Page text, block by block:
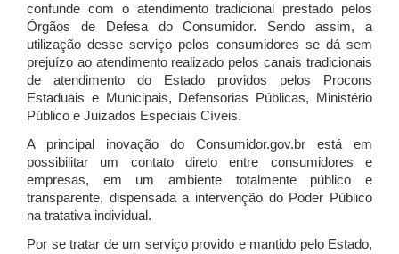
confunde com o atendimento tradicional prestado pelos
Órgãos de Defesa do Consumidor. Sendo assim, a
utilização desse serviço pelos consumidores se dá sem
prejuízo ao atendimento realizado pelos canais tradicionais
de atendimento do Estado providos pelos Procons
Estaduais e Municipais, Defensorias Públicas, Ministério
Público e Juizados Especiais Cíveis.
A principal inovação do Consumidor.gov.br está em
possibilitar um contato direto entre consumidores e
empresas, em um ambiente totalmente público e
transparente, dispensada a intervenção do Poder Público
na tratativa individual.
Por se tratar de um serviço provido e mantido pelo Estado,